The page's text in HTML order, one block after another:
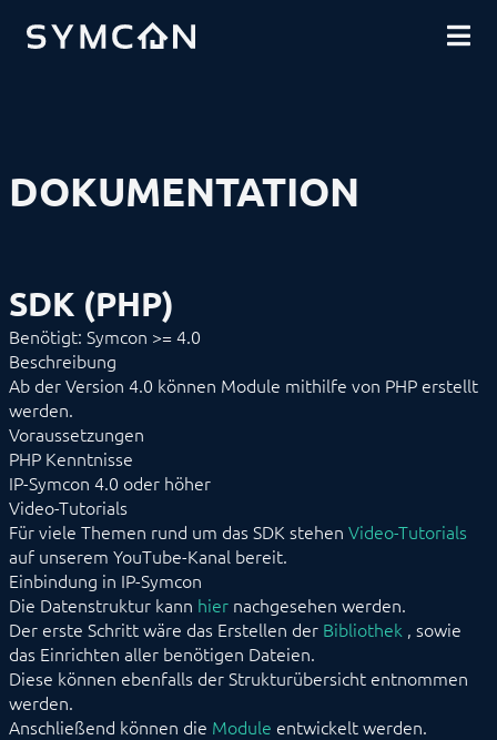
COMMUNITY
DOKUMENTATION
EINFÜHRUNG
INSTALLATION
MODULREFERENZ
BEFEHLSREFERENZ
Kompatibilitätsfunktionen
Limitationen
Mirroring
SDK/Tools
SDK (Excel)
SDK (PHP)
Aktionen
Bibliotheken
Darstellungen
Datenfluss
Datenverwaltung
HTML-SDK
Konfigurationsformulare
Konstanten
Lokalisierungen
Module
Nachrichten
Referenzen
Struktur
SDK (PHP)
Benötigt: Symcon >= 4.0
Beschreibung
Ab der Version 4.0 können Module mithilfe von PHP erstellt
werden.
Voraussetzungen
PHP Kenntnisse
IP-Symcon 4.0 oder höher
Video-Tutorials
Für viele Themen rund um das SDK stehen Video-Tutorials
auf unserem YouTube-Kanal bereit.
Einbindung in IP-Symcon
Die Datenstruktur kann hier nachgesehen werden.
Der erste Schritt wäre das Erstellen der Bibliothek , sowie
das Einrichten aller benötigen Dateien.
Diese können ebenfalls der Strukturübersicht entnommen
werden.
Anschließend können die Module entwickelt werden.